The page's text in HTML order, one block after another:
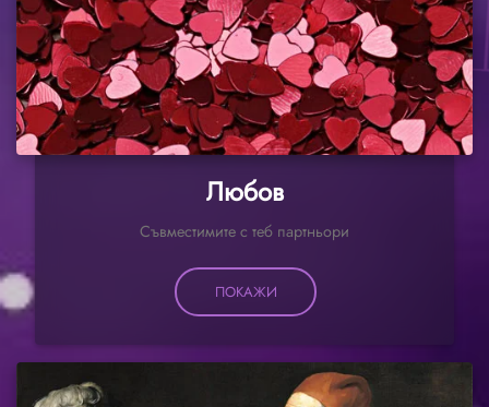
Любов
Съвместимите с теб партньори
ПОКАЖИ